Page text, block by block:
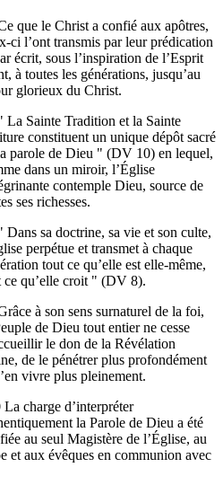
que le Christ a confié aux apôtres,
ci l’ont transmis par leur prédication
écrit, sous l’inspiration de l’Esprit
à toutes les générations, jusqu’au
glorieux du Christ.
La Sainte Tradition et la Sainte
constituent un unique dépôt sacré
parole de Dieu " (DV 10) en lequel,
dans un miroir, l’Église
contemple Dieu, source de
ses richesses.
Dans sa doctrine, sa vie et son culte,
perpétue et transmet à chaque
tout ce qu’elle est elle-même,
ce qu’elle croit " (DV 8).
à son sens surnaturel de la foi,
de Dieu tout entier ne cesse
le don de la Révélation
de le pénétrer plus profondément
vivre plus pleinement.
La charge d’interpréter
la Parole de Dieu a été
au seul Magistère de l’Église, au
et aux évêques en communion avec